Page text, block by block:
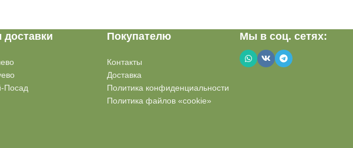
Посад
Покупателю
Контакты
Доставка
Политика конфиденциальности
Политика файлов «cookie»
Мы в соц. сетях: